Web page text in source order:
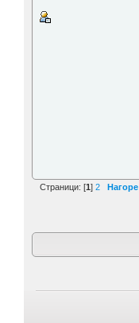
Страници: [1] 2 Нагоре